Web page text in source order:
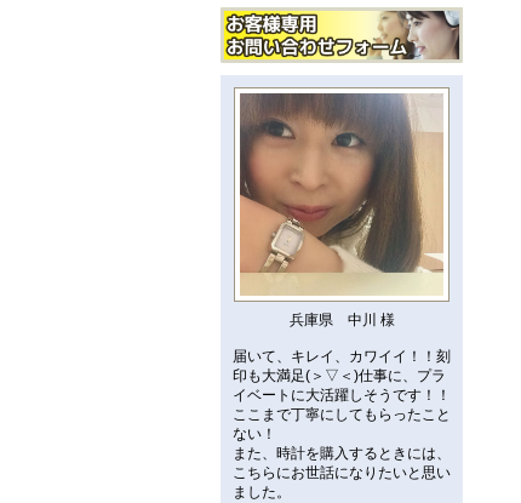
兵庫県 中川 様
届いて、キレイ、カワイイ！！刻
印も大満足(＞▽＜)仕事に、プラ
イベートに大活躍しそうです！！
ここまで丁寧にしてもらったこと
ない！
また、時計を購入するときには、
こちらにお世話になりたいと思い
ました。